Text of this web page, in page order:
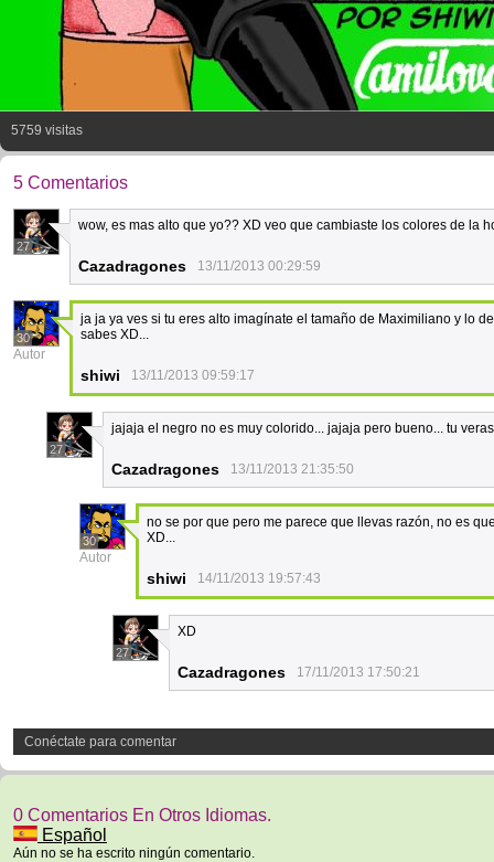
5759 visitas
5 Comentarios
27
wow, es mas alto que yo?? XD veo que cambiaste los colores de la
Cazadragones 13/11/2013 00:29:59
30
Autor
ja ja ya ves si tu eres alto imagínate el tamaño de Maximiliano y lo
sabes XD...
shiwi 13/11/2013 09:59:17
27
jajaja el negro no es muy colorido... jajaja pero bueno... tu
Cazadragones 13/11/2013 21:35:50
30
Autor
no se por que pero me parece que llevas razón, no es
XD...
shiwi 14/11/2013 19:57:43
27
XD
Cazadragones 17/11/2013 17:50:21
Conéctate para comentar
0 Comentarios En Otros Idiomas.
Español
Aún no se ha escrito ningún comentario.